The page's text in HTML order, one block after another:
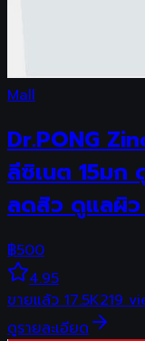
Mall
Dr.PONG
ลีซิเนต 15มก
ลดสิว ดูแลผิว
฿500
4.95
ขายแล้ว17.5K219
ดูรายละเอียด